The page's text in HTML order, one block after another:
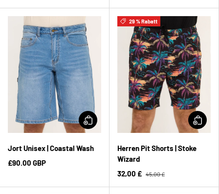
Jort Unisex | Coastal Wash
£90.00 GBP
29 % Rabatt
Herren Pit Shorts | Stoke
Wizard
32,00 £ 45,00 £